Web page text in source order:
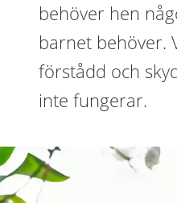
behöver hen
barnet behöver.
förstådd och
inte fungerar.